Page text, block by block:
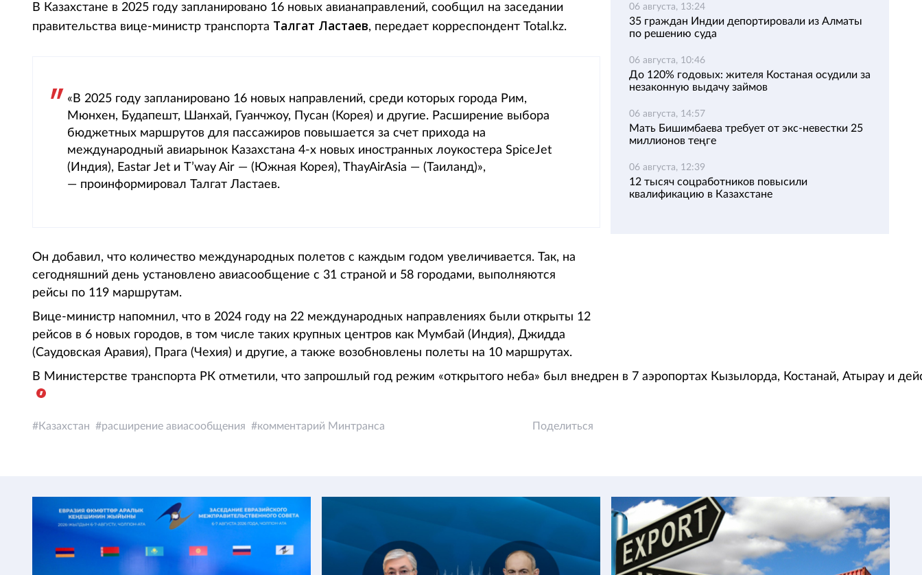
В Казахстане в 2025 году запланировано 16 новых авианаправлений, сообщил на заседании
правительства вице-министр транспорта Талгат Ластаев, передает корреспондент Total.kz.
«В 2025 году запланировано 16 новых направлений, среди которых города Рим,
Мюнхен, Будапешт, Шанхай, Гуанчжоу, Пусан (Корея) и другие. Расширение выбора
бюджетных маршрутов для пассажиров повышается за счет прихода на
международный авиарынок Казахстана 4-х новых иностранных лоукостера SpiceJet
(Индия), Eastar Jet и T’way Air — (Южная Корея), ThayAirAsia — (Таиланд)»,
— проинформировал Талгат Ластаев.
Он добавил, что количество международных полетов с каждым годом увеличивается. Так, на
сегодняшний день установлено авиасообщение с 31 страной и 58 городами, выполняются
рейсы по 119 маршрутам.
Вице-министр напомнил, что в 2024 году на 22 международных направлениях были открыты 12
рейсов в 6 новых городов, в том числе таких крупных центров как Мумбай (Индия), Джидда
(Саудовская Аравия), Прага (Чехия) и другие, а также возобновлены полеты на 10 маршрутах.
В Министерстве транспорта РК отметили, что запрошлый год режим «открытого неба» был внедрен в 7 аэропортах Кызылорда, Костанай, Атырау и
Казахстан расширение авиасообщения комментарий Минтранса Поделиться
06 августа, 13:24
35 граждан Индии депортировали из Алматы
по решению суда
06 августа, 10:46
До 120% годовых: жителя Костаная осудили за
незаконную выдачу займов
06 августа, 14:57
Мать Бишимбаева требует от экс-невестки 25
миллионов теңге
06 августа, 12:39
12 тысяч соцработников повысили
квалификацию в Казахстане